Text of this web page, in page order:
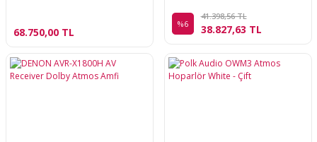
68.750,00 TL
%6
41.398,56 TL
38.827,63 TL